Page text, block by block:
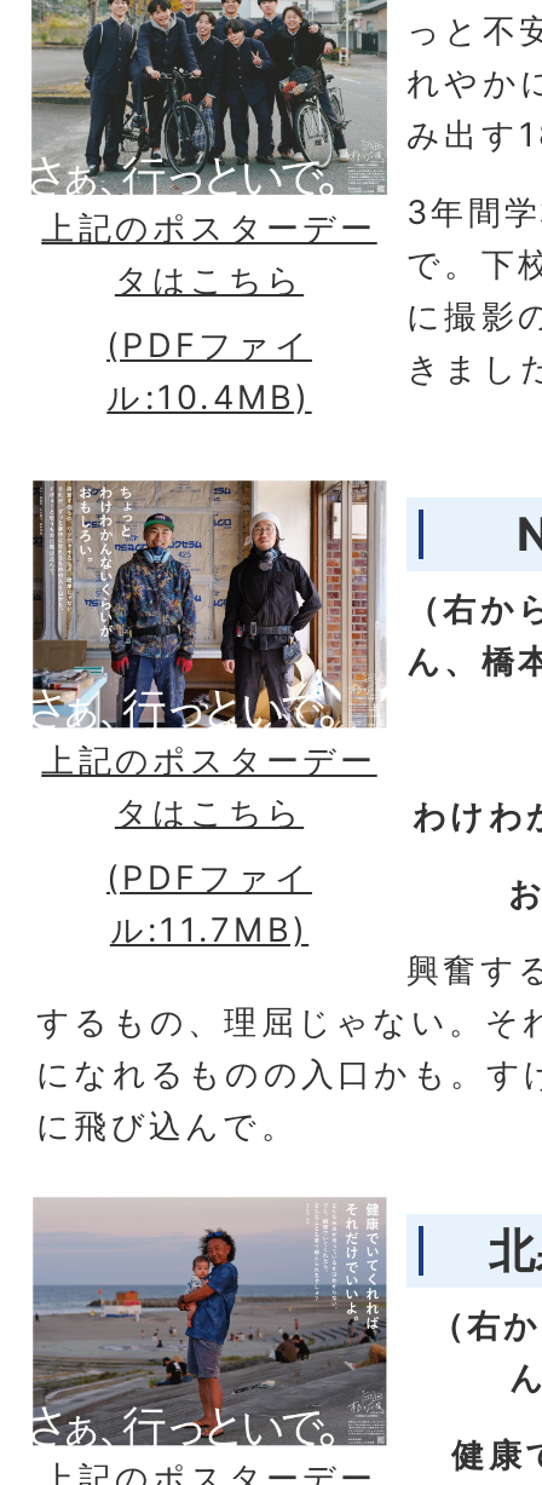
上記のポスターデー
タはこちら
(PDFファイ
ル:10.4MB)
っと不
れやか
み出す
3年間
で。下
に撮影
きまし
上記のポスターデー
タはこちら
(PDFファイ
ル:11.7MB)
（右か
ん、橋
わけわ
興奮す
するもの、理屈じゃない。そ
になれるものの入口かも。す
に飛び込んで。
（右
健康